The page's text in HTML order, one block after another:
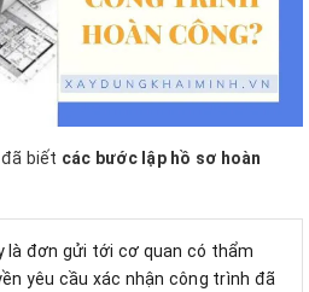
biết các bước lập hồ sơ hoàn
là đơn gửi tới cơ quan có thẩm
yêu cầu xác nhận công trình đã